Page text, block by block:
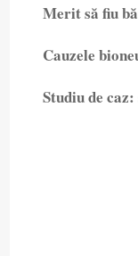
Merit să fiu
Cauzele
Studiu de